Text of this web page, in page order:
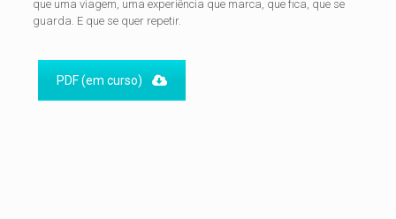
que uma viagem, uma experiência que marca, que fica, que se
guarda. E que se quer repetir.
PDF (em curso)